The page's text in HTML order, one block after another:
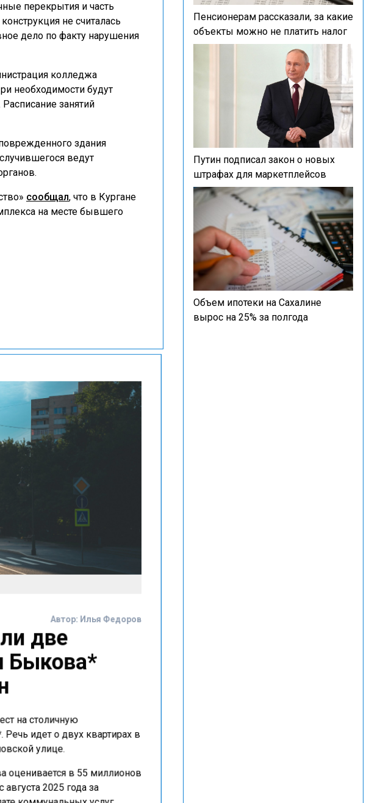
перекрытия и часть
не считалась
дело по факту нарушения
колледжа
необходимости будут
занятий
здания
ведут
сообщал, что в Кургане
на месте бывшего
Автор:Илья Федоров
две
Быкова*
на столичную
идет о двух квартирах в
улице.
оценивается в 55 миллионов
2025 года за
Пенсионерам рассказали, за какие
объекты можно не платить налог
Путин подписал закон о новых
штрафах для маркетплейсов
Объем ипотеки на Сахалине
вырос на 25% за полгода